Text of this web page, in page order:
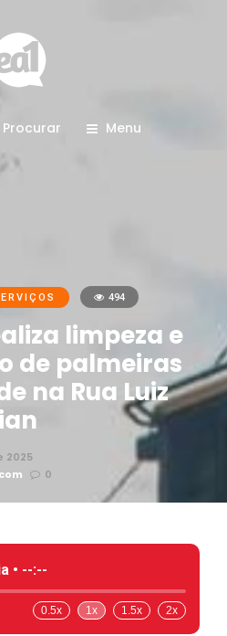
Procurar Menu
494
limpeza e
de palmeiras
na Rua Luiz
2025
0
• --:--
0.5x 1x 1.5x 2x